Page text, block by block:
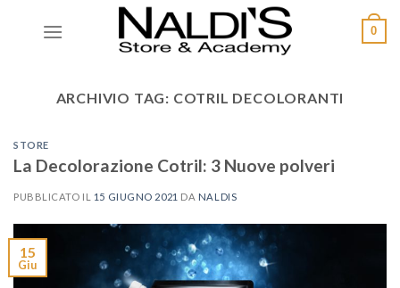
0
ARCHIVIO TAG: COTRIL DECOLORANTI
STORE
La Decolorazione Cotril: 3 Nuove polveri
PUBBLICATO IL 15 GIUGNO 2021 DA NALDIS
15
Giu